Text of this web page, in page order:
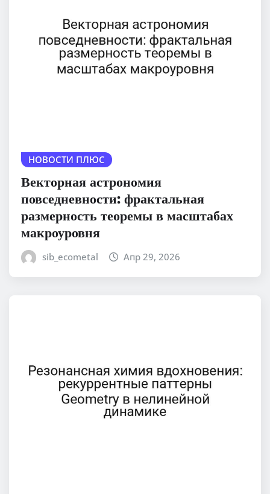
НОВОСТИ ПЛЮС
Векторная астрономия
повседневности: фрактальная
размерность теоремы в масштабах
макроуровня
sib_ecometal Апр 29, 2026